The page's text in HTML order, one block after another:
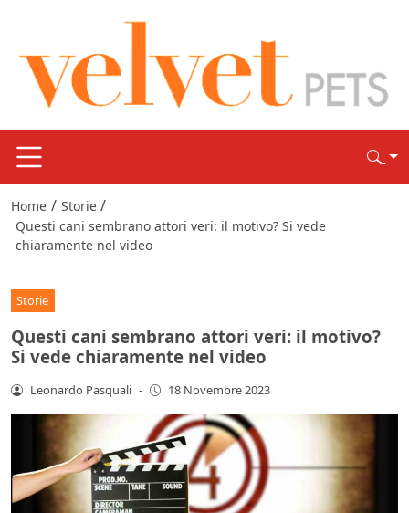
Home / Storie /
Questi cani sembrano attori veri: il motivo? Si vede
chiaramente nel video
Storie
Questi cani sembrano attori veri: il motivo?
Si vede chiaramente nel video
Leonardo Pasquali - 18 Novembre 2023